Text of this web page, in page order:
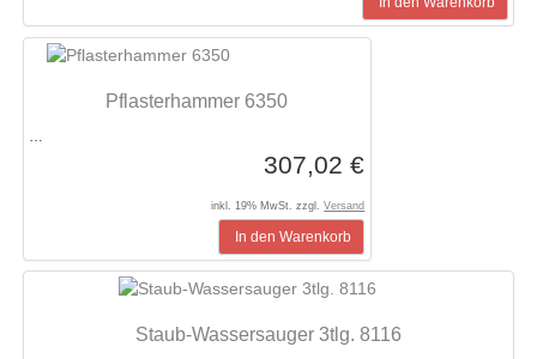
Pflasterhammer 6350
307,02 €
inkl. 19% MwSt. zzgl.Versand
In den Warenkorb
Staub-Wassersauger 3tlg. 8116